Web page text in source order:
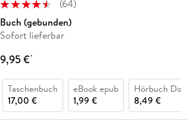
(64)
Buch (gebunden)
Sofort lieferbar
9,95 €*
Taschenbuch
17,00 €
eBook epub
1,99 €
Hörbuch
8,49 €